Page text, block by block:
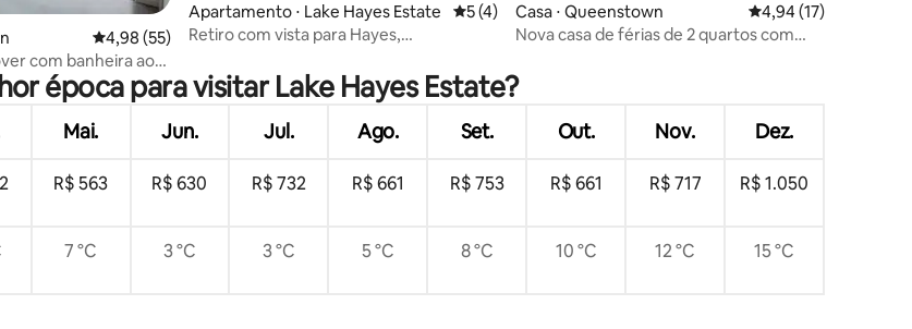
5, 6 avaliações4,98 de uma avaliação média de 5, 55 avaliações
4,98 (55)
com banheira ao
Apartamento ⋅ Lake Hayes Estate 5 de uma avaliação média de 5, 4 avaliações
5 (4)
Retiro com vista para Hayes,
Casa ⋅ Queenstown 4,94 de uma
4,94 (17)
Nova casa de férias de 2 quartos com
época para visitar Lake Hayes Estate?
Mai. Jun. Jul. Ago. Set. Out. Nov. Dez.
R$ 563 R$ 630 R$ 732 R$ 661 R$ 753 R$ 661 R$ 717 R$ 1.050
7 °C 3 °C 3 °C 5 °C 8 °C 10 °C 12 °C 15 °C